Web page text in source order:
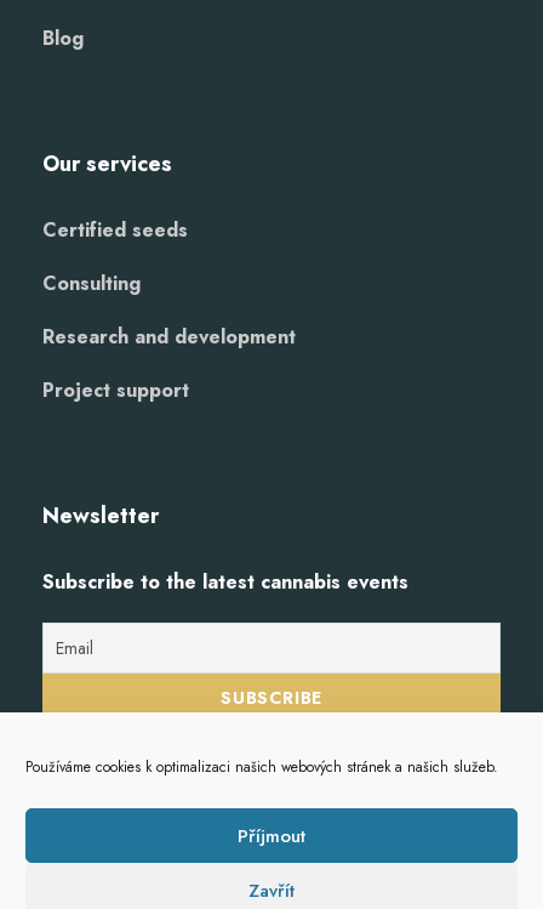
Používáme cookies k optimalizaci našich webových stránek a našich služeb.
Příjmout
Zavřít
Blog
Our services
Certified seeds
Consulting
Research and development
Project support
Newsletter
Subscribe to the latest cannabis events